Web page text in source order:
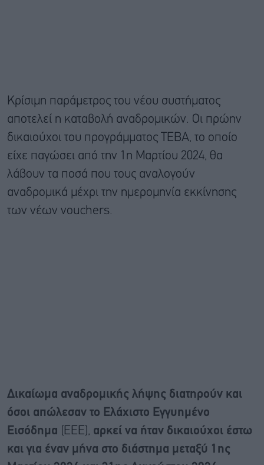
Κρίσιμη παράμετρος του νέου συστήματος
αποτελεί η καταβολή αναδρομικών. Οι πρώην
δικαιούχοι του προγράμματος ΤΕΒΑ, το οποίο
είχε παγώσει από την 1η Μαρτίου 2024, θα
λάβουν τα ποσά που τους αναλογούν
αναδρομικά μέχρι την ημερομηνία εκκίνησης
των νέων vouchers.
Δικαίωμα αναδρομικής λήψης διατηρούν και
όσοι απώλεσαν το Ελάχιστο Εγγυημένο
Εισόδημα (ΕΕΕ), αρκεί να ήταν δικαιούχοι έστω
και για έναν μήνα στο διάστημα μεταξύ 1ης